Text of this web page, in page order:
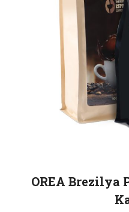
OREA Brezilya